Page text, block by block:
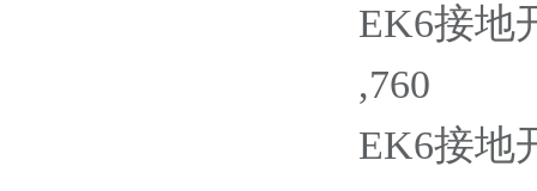
EK6接地
,760
EK6接地